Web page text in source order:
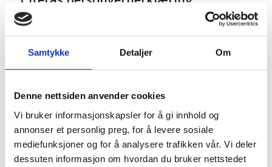
Samtykke Detaljer Om
Denne nettsiden anvender cookies
Vi bruker informasjonskapsler for å gi innhold og
annonser et personlig preg, for å levere sosiale
mediefunksjoner og for å analysere trafikken vår. Vi deler
dessuten informasjon om hvordan du bruker nettstedet
Ditt personvern er viktig for oss. I denne
personvernerklæringen forklarer vi hvilke
personopplysninger Citera behandler, hvordan Citera
Personvernerklæring